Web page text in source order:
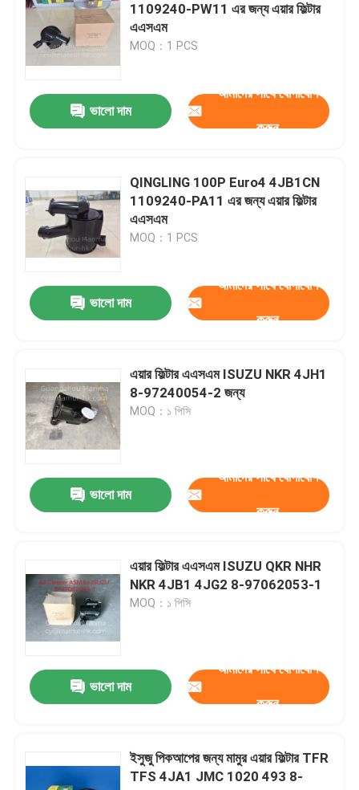
পণ্য
আমাদের সম্পর্কে
কারখানা ভ্রমণ
যোগাযোগ করুন
ট্রাক অটো পার্ট
ইসুজু ইঞ্জিন যন্ত্রাংশ
ISUZU ক্লাচ যন্ত্রাংশ
ISUZU গিয়ারবক্স যন্ত্রাংশ
জেএমসি অটো পার্টস
1109240-PW11 এর জন্য এয়ার ফিল্টার
এএসএম
MOQ：1 PCS
ভালো দাম
আমাদের সাথে যোগাযোগ
করুন
QINGLING 100P Euro4 4JB1CN
1109240-PA11 এর জন্য এয়ার ফিল্টার
এএসএম
MOQ：1 PCS
ভালো দাম
আমাদের সাথে যোগাযোগ
করুন
এয়ার ফিল্টার এএসএম ISUZU NKR 4JH1
8-97240054-2 জন্য
MOQ：১ পিসি
ভালো দাম
আমাদের সাথে যোগাযোগ
করুন
এয়ার ফিল্টার এএসএম ISUZU QKR NHR
NKR 4JB1 4JG2 8-97062053-1
MOQ：১ পিসি
ভালো দাম
আমাদের সাথে যোগাযোগ
করুন
ইসুজু পিকআপের জন্য মামুর এয়ার ফিল্টার TFR
TFS 4JA1 JMC 1020 493 8-